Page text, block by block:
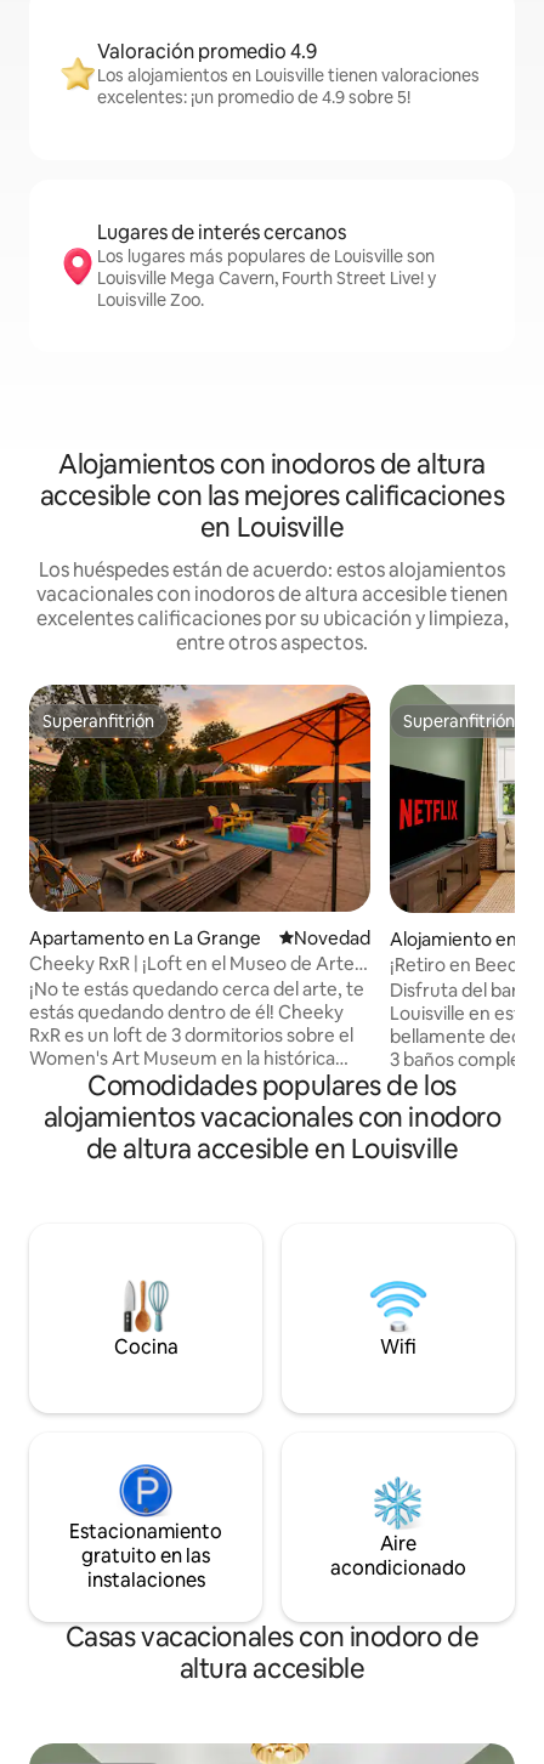
Valoración promedio 4.9
Los alojamientos en Louisville tienen valoraciones
excelentes: ¡un promedio de 4.9 sobre 5!
Lugares de interés cercanos
Los lugares más populares de Louisville son
Louisville Mega Cavern, Fourth Street Live! y
Louisville Zoo.
Alojamientos con inodoros de altura
accesible con las mejores calificaciones
en Louisville
Los huéspedes están de acuerdo: estos alojamientos
vacacionales con inodoros de altura accesible tienen
excelentes calificaciones por su ubicación y limpieza,
entre otros aspectos.
Superanfitrión
Superanfitrión
Apartamento en La Grange Lugar para hospedarse
Novedad
Cheeky RxR | ¡Loft en el Museo de Arte
con terraza en la azotea!
¡No te estás quedando cerca del arte, te
estás quedando dentro de él! Cheeky
RxR es un loft de 3 dormitorios sobre el
Women's Art Museum en la histórica
Main Street de La Grange, KY, donde los
trenes de carga pasan por el centro de la
ciudad a diario. Disfruta de galerías
rotativas, una biblioteca de arte, una sala
cocina completa, lavandería, una terraza
privada en la azotea, patio trasero y
estacionamiento para 4 vehículos. Una
experiencia como ninguna otra en
Superanfitrión
Superanfitrión
Alojamiento en
¡Retiro en
con patio trasero!
Disfruta del
Louisville en esta
bellamente
3 baños
para hasta 7
cocina moderna
de acero
Nespresso,
A pocos minutos
Centro de
Louisville.
Comodidades populares de los
alojamientos vacacionales con inodoro
de altura accesible en Louisville
Cocina Wifi
Estacionamiento
gratuito en las
instalaciones
Aire
acondicionado
Casas vacacionales con inodoro de
altura accesible